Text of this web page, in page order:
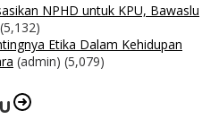
NPHD untuk KPU, Bawaslu
(5,132)
Etika Dalam Kehidupan
(admin) (5,079)